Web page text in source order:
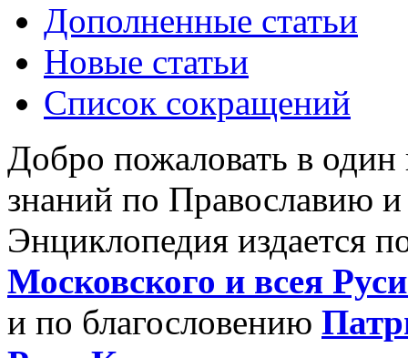
Дополненные статьи
Новые статьи
Список сокращений
Добро пожаловать в
знаний по Православию
Энциклопедия издается
Московского и всея
и по благословению